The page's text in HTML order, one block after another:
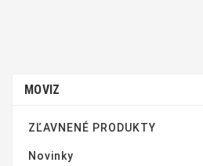
MOVIZ
ZĽAVNENÉ PRODUKTY
Novinky